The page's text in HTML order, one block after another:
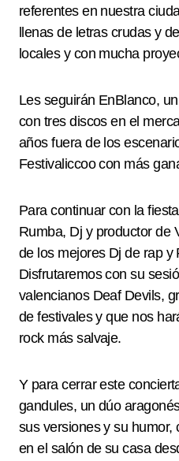
referentes en nuestra
llenas de letras crudas y
locales y con mucha
Les seguirán EnBlanco,
con tres discos en el
años fuera de los
Festivaliccoo con más
Para continuar con la
Rumba, Dj y productor de
de los mejores Dj de rap y
Disfrutaremos con su
valencianos Deaf Devils,
de festivales y que nos
rock más salvaje.
Y para cerrar este
gandules, un dúo
sus versiones y su humor,
en el salón de su casa